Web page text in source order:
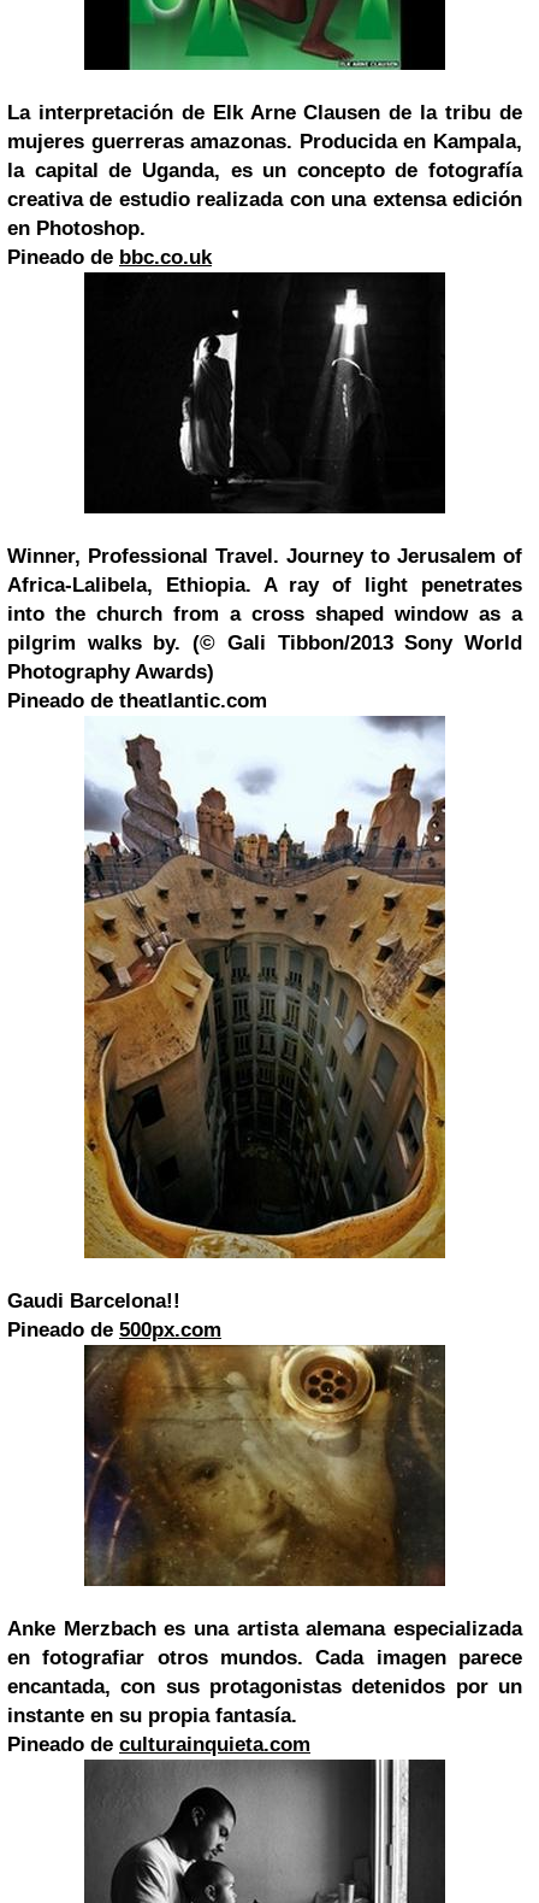
La interpretación de Elk Arne Clausen de la tribu de
mujeres guerreras amazonas. Producida en Kampala,
la capital de Uganda, es un concepto de fotografía
creativa de estudio realizada con una extensa edición
en Photoshop.
Pineado de bbc.co.uk
Winner, Professional Travel. Journey to Jerusalem of
Africa-Lalibela, Ethiopia. A ray of light penetrates
into the church from a cross shaped window as a
pilgrim walks by. (© Gali Tibbon/2013SonyWorld
Photography Awards)
Pineado de theatlantic.com
Gaudi Barcelona!!
Pineado de 500px.com
Anke Merzbach es una artista alemana especializada
en fotografiar otros mundos. Cada imagen parece
encantada, con sus protagonistas detenidos por un
instante en su propia fantasía.
Pineado de culturainquieta.com